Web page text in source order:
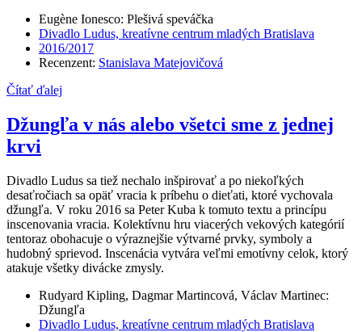
Eugène Ionesco: Plešivá speváčka
Divadlo Ludus, kreatívne centrum mladých Bratislava
2016/2017
Recenzent: Stanislava Matejovičová
Čítať ďalej
Džungľa v nás alebo všetci sme z jednej
krvi
Divadlo Ludus sa tiež nechalo inšpirovať a po niekoľkých
desaťročiach sa opäť vracia k príbehu o dieťati, ktoré vychovala
džungľa. V roku 2016 sa Peter Kuba k tomuto textu a princípu
inscenovania vracia. Kolektívnu hru viacerých vekových kategórií
tentoraz obohacuje o výraznejšie výtvarné prvky, symboly a
hudobný sprievod. Inscenácia vytvára veľmi emotívny celok, ktorý
atakuje všetky divácke zmysly.
Rudyard Kipling, Dagmar Martincová, Václav Martinec:
Džungľa
Divadlo Ludus, kreatívne centrum mladých Bratislava